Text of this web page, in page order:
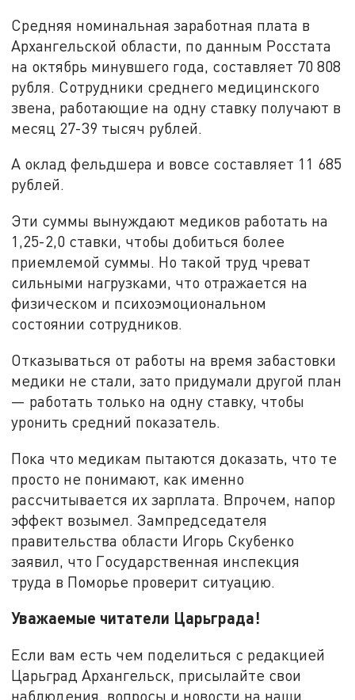
Средняя номинальная заработная плата в
Архангельской области, по данным Росстата
на октябрь минувшего года, составляет 70 808
рубля. Сотрудники среднего медицинского
звена, работающие на одну ставку получают в
месяц 27-39 тысяч рублей.
А оклад фельдшера и вовсе составляет 11 685
рублей.
Эти суммы вынуждают медиков работать на
1,25-2,0 ставки, чтобы добиться более
приемлемой суммы. Но такой труд чреват
сильными нагрузками, что отражается на
физическом и психоэмоциональном
состоянии сотрудников.
Отказываться от работы на время забастовки
медики не стали, зато придумали другой план
— работать только на одну ставку, чтобы
уронить средний показатель.
Пока что медикам пытаются доказать, что те
просто не понимают, как именно
рассчитывается их зарплата. Впрочем, напор
эффект возымел. Зампредседателя
правительства области Игорь Скубенко
заявил, что Государственная инспекция
труда в Поморье проверит ситуацию.
Уважаемые читатели Царьграда!
Если вам есть чем поделиться с редакцией
Царьград Архангельск, присылайте свои
наблюдения, вопросы и новости на наши